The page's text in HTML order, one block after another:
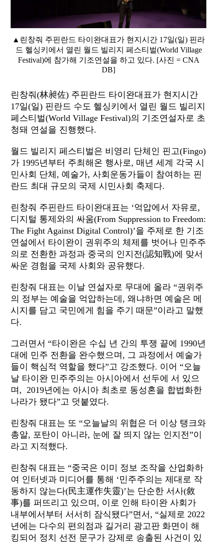
▲린창줘 주핀란드 타이완대표가 현지시간 17일(일) 핀라
드 헬싱키에서 열린 월드 빌리지 페스티벌(World Village
Festival)에 참가해 기조연설을 하고 있다. [사진 = CNA
DB]
린창줘(林昶佐) 주핀란드 타이완대표가 현지시간
17일(일) 핀란드 수도 헬싱키에서 열린 월드 빌리지
페스티벌(World Village Festival)의 기조연설자로 초
청돼 연설을 진행했다.
월드 빌리지 페스티벌은 비영리 단체인 핀고(Fingo)
가 1995년부터 주최해온 행사로, 매년 세계 각국 시
민사회 단체, 예술가, 사회운동가들이 참여하는 핀
란드 최대 규모의 국제 시민사회 축제다.
린창줘 주핀란드 타이완대표는 ‘억압에서 자유로,
디지털 통제와의 싸움(From Suppression to Freedom:
The Fight Against Digital Control)’을 주제로 한 기조
연설에서 타이완이 권위주의 체제를 벗어나 민주주
의로 전환한 과정과 중국의 인지전(認知戰)에 맞서
싸운 경험을 국제 사회와 공유했다.
린창줘 대표는 이날 연설자로 무대에 올라 “권위주
의 정부는 예술을 억압하는데, 왜냐하면 예술은 메
시지를 담고 국민에게 힘을 주기 때문”이라고 말했
다.
그러면서 “타이완은 수십 년 간의 투쟁 끝에 1990년
대에 민주 전환을 완수했으며, 그 과정에서 예술가
들이 핵심적 역할을 했다”고 강조했다. 이어 “오늘
날 타이완 민주주의는 아시아에서 선두에 서 있으
며, 2019년에는 아시아 최초로 동성혼을 합법화한
나라가 됐다”고 덧붙였다.
린창줘 대표는 또 “오늘날의 위협은 더 이상 탱크와
총알, 포탄이 아니라, 눈에 잘 띄지 않는 인지전”이
라고 지적했다.
린창줘 대표는 “중국은 이미 정보 조작을 산업화하
여 인터넷과 미디어를 통해 ‘민주주의는 제대로 작
동하지 않는다(民主運作失靈)’는 단순한 서사(敘
事)를 퍼뜨리고 있으며, 이로 인해 타이완 사회가
내부에서부터 서서히 잠식됐다”면서, “실제로 2022
년에는 다수의 편의점과 길거리 광고판 화면이 해
킹되어 정치 선전 문구가 강제로 송출된 사건이 있